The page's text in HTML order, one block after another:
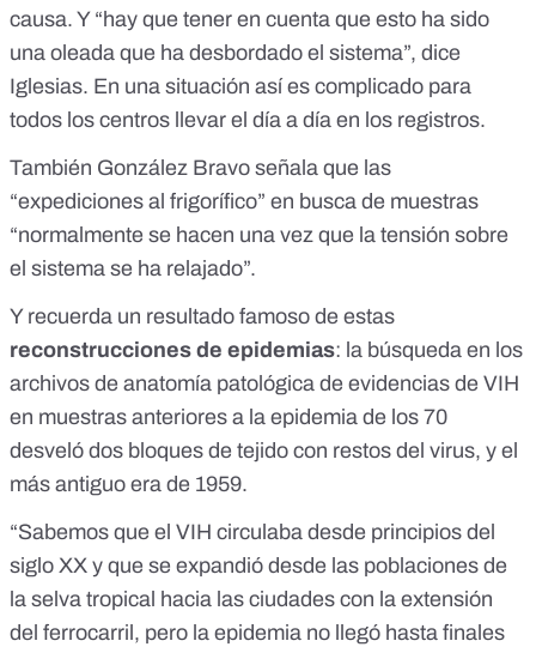
causa. Y “hay que tener en cuenta que esto ha sido
una oleada que ha desbordado el sistema”, dice
Iglesias. En una situación así es complicado para
todos los centros llevar el día a día en los registros.
También González Bravo señala que las
“expediciones al frigorífico” en busca de muestras
“normalmente se hacen una vez que la tensión sobre
el sistema se ha relajado”.
Y recuerda un resultado famoso de estas
reconstrucciones de epidemias: la búsqueda en los
archivos de anatomía patológica de evidencias de VIH
en muestras anteriores a la epidemia de los 70
desveló dos bloques de tejido con restos del virus, y el
más antiguo era de 1959.
“Sabemos que el VIH circulaba desde principios del
siglo XX y que se expandió desde las poblaciones de
la selva tropical hacia las ciudades con la extensión
del ferrocarril, pero la epidemia no llegó hasta finales